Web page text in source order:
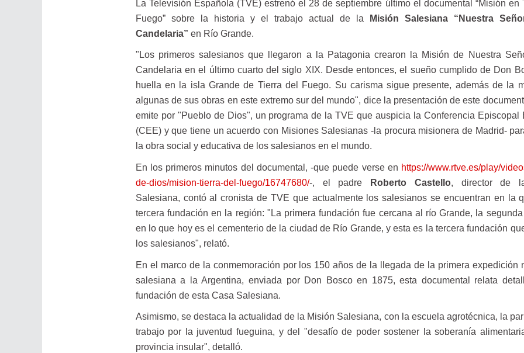
La Televisión Española (TVE) estrenó el 28 de septiembre último el documental “Misión en
Fuego” sobre la historia y el trabajo actual de la Misión Salesiana “Nuestra
Candelaria” en Río Grande.
"Los primeros salesianos que llegaron a la Patagonia crearon la Misión de Nuestra
Candelaria en el último cuarto del siglo XIX. Desde entonces, el sueño cumplido de Don
huella en la isla Grande de Tierra del Fuego. Su carisma sigue presente, además de la
algunas de sus obras en este extremo sur del mundo", dice la presentación de este
emite por "Pueblo de Dios", un programa de la TVE que auspicia la Conferencia Episcopal
(CEE) y que tiene un acuerdo con Misiones Salesianas -la procura misionera de Madrid-
la obra social y educativa de los salesianos en el mundo.
En los primeros minutos del documental, -que puede verse en https://www.rtve.es/play/
de-dios/mision-tierra-del-fuego/16747680/-, el padre Roberto Castello, director de
Salesiana, contó al cronista de TVE que actualmente los salesianos se encuentran en la
tercera fundación en la región: "La primera fundación fue cercana al río Grande, la
en lo que hoy es el cementerio de la ciudad de Río Grande, y esta es la tercera fundación
los salesianos", relató.
En el marco de la conmemoración por los 150 años de la llegada de la primera expedición
salesiana a la Argentina, enviada por Don Bosco en 1875, esta documental relata
fundación de esta Casa Salesiana.
Asimismo, se destaca la actualidad de la Misión Salesiana, con la escuela agrotécnica, la
trabajo por la juventud fueguina, y del "desafío de poder sostener la soberanía
provincia insular", detalló.